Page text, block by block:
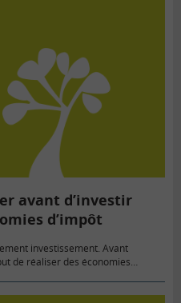
avant d’investir
d’impôt
investissement. Avant
de réaliser des économies